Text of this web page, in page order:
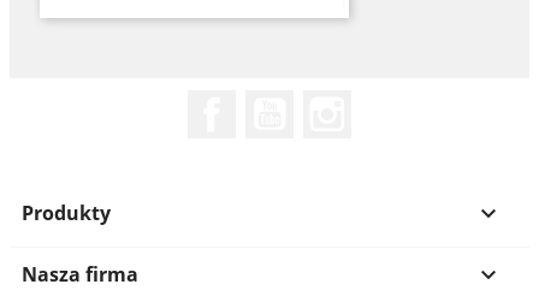
Produkty 
Nasza firma 